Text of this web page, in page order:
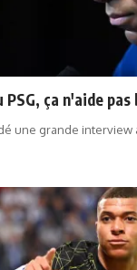
PSG, ça n'aide
une grande interview